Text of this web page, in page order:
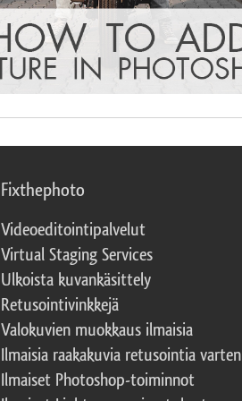
Fixthephoto
Videoeditointipalvelut
Virtual Staging Services
Ulkoista kuvankäsittely
Retusointivinkkejä
Valokuvien muokkaus ilmaisia
Ilmaisia raakakuvia retusointia varten
Ilmaiset Photoshop-toiminnot